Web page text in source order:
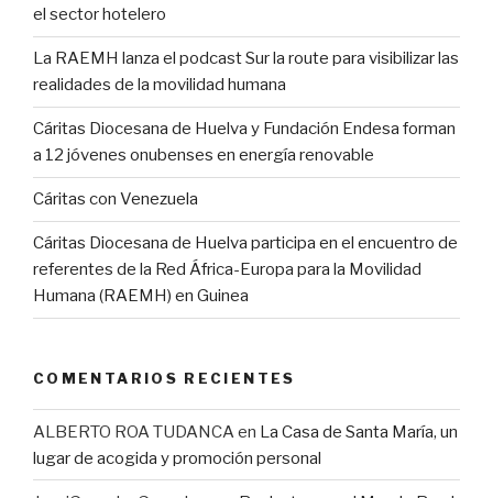
el sector hotelero
La RAEMH lanza el podcast Sur la route para visibilizar las
realidades de la movilidad humana
Cáritas Diocesana de Huelva y Fundación Endesa forman
a 12 jóvenes onubenses en energía renovable
Cáritas con Venezuela
Cáritas Diocesana de Huelva participa en el encuentro de
referentes de la Red África-Europa para la Movilidad
Humana (RAEMH) en Guinea
COMENTARIOS RECIENTES
ALBERTO ROA TUDANCAen La Casa de Santa María, un
lugar de acogida y promoción personal